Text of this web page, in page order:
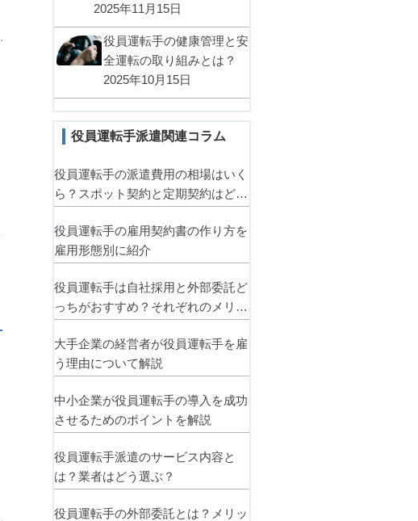
2025年11月15日
役員運転手の健康管理と安
全運転の取り組みとは？
2025年10月15日
役員運転手派遣関連コラム
役員運転手の派遣費用の相場はいく
ら？スポット契約と定期契約はどっ
役員運転手の雇用契約書の作り方を
雇用形態別に紹介
役員運転手は自社採用と外部委託ど
っちがおすすめ？それぞれのメリッ
大手企業の経営者が役員運転手を雇
う理由について解説
中小企業が役員運転手の導入を成功
させるためのポイントを解説
役員運転手派遣のサービス内容と
は？業者はどう選ぶ？
役員運転手の外部委託とは？メリッ